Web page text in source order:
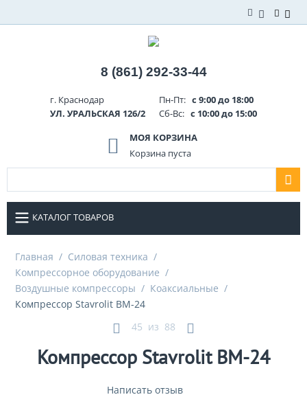
8 (861) 292-33-44
г. Краснодар
УЛ. УРАЛЬСКАЯ 126/2
Пн-Пт: с 9:00 до 18:00
Сб-Вс: с 10:00 до 15:00
МОЯ КОРЗИНА
Корзина пуста
КАТАЛОГ ТОВАРОВ
Главная / Силовая техника /
Компрессорное оборудование /
Воздушные компрессоры / Коаксиальные /
Компрессор Stavrolit BM-24
45 из 88
Компрессор Stavrolit BM-24
Написать отзыв